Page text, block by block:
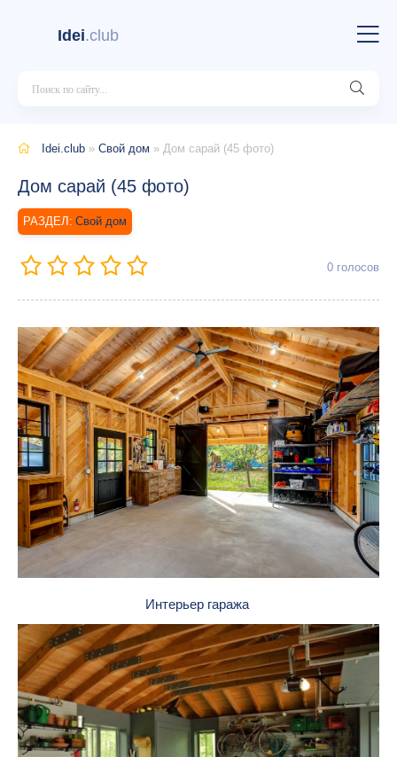
Idei.club
Idei.club » Свой дом » Дом сарай (45 фото)
Дом сарай (45 фото)
Свой дом
0 голосов
Интерьер гаража